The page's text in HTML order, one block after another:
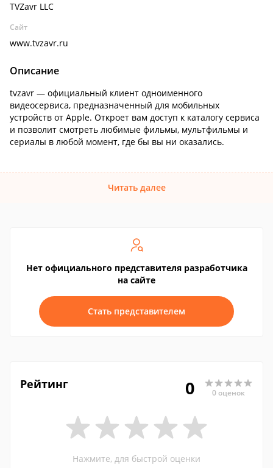
TVZavr LLC
Сайт
www.tvzavr.ru
Описание
tvzavr — официальный клиент одноименного
видеосервиса, предназначенный для мобильных
устройств от Apple. Откроет вам доступ к каталогу сервиса
и позволит смотреть любимые фильмы, мультфильмы и
сериалы в любой момент, где бы вы ни оказались.
Читать далее
Нет официального представителя разработчика
на сайте
Стать представителем
Рейтинг 0 0 оценок
Нажмите, для быстрой оценки